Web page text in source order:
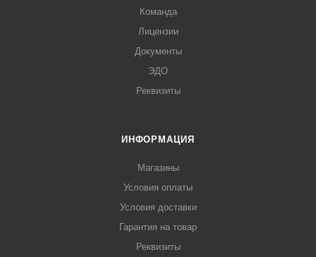
Команда
Лицензии
Документы
ЭДО
Реквизиты
ИНФОРМАЦИЯ
Магазины
Условия оплаты
Условия доставки
Гарантия на товар
Реквизиты